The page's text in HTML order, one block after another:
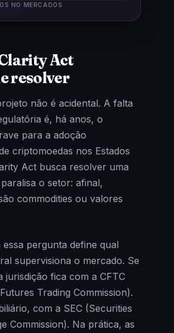
NO MERCADOS
Act
resolver
não é acidental. A falta
é, há anos, o
para a adoção
criptomoedas nos Estados
Act busca resolver uma
o setor: afinal,
commodities ou valores
pergunta define qual
supervisiona o mercado. Se
jurisdição fica com a CFTC
Trading Commission).
com a SEC (Securities
Commission). Na prática, as